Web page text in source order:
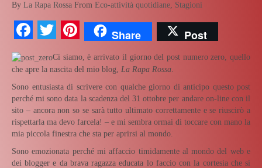
By La Rapa Rossa From Eco-attività quotidiane, Stagioni
Facebook
TwitterPinterest
Share Post
Ci siamo, è arrivato il giorno del post numero zero, quello
che apre la nascita del mio blog, La Rapa Rossa
Sono entusiasta di scrivere con qualche giorno di anticipo questo post
perché mi sono data la scadenza del 31 ottobre per andare on-line con il
sito – ancora non so se sarà tutto ultimato correttamente e se riuscirò a
rispettarla ma devo farcela! – e mi sembra ormai di toccare con mano la
mia piccola finestra che sta per aprirsi al mondo.
Sono emozionata perché mi affaccio timidamente al mondo del web e
dei blogger e da brava ragazza educata lo faccio con la cortesia che si